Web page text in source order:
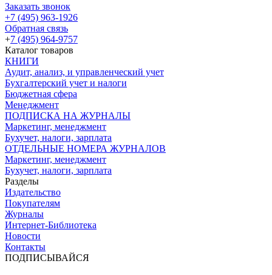
Заказать звонок
+7 (495) 963-1926
Обратная связь
+7 (495) 964-9757
Каталог товаров
КНИГИ
Аудит, анализ, и управленческий учет
Бухгалтерский учет и налоги
Бюджетная сфера
Менеджмент
ПОДПИСКА НА ЖУРНАЛЫ
Маркетинг, менеджмент
Бухучет, налоги, зарплата
ОТДЕЛЬНЫЕ НОМЕРА ЖУРНАЛОВ
Маркетинг, менеджмент
Бухучет, налоги, зарплата
Разделы
Издательство
Покупателям
Журналы
Интернет-Библиотека
Новости
Контакты
ПОДПИСЫВАЙСЯ